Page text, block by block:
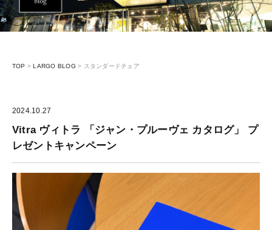
TOP > LARGO BLOG > スタンダードチェア
2024.10.27
Vitra ヴィトラ 「ジャン・プルーヴェ カタログ」 プ
レゼントキャンペーン